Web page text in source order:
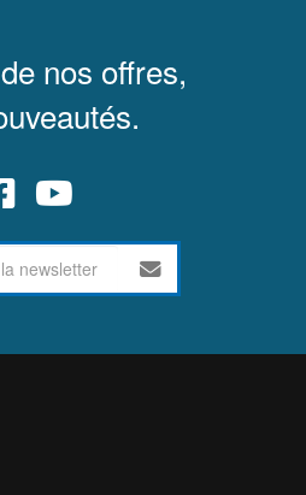
nos offres,